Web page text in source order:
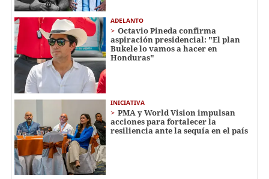
ADELANTO
Octavio Pineda confirma
aspiración presidencial: "El plan
Bukele lo vamos a hacer en
Honduras"
INICIATIVA
PMA y World Vision impulsan
acciones para fortalecer la
resiliencia ante la sequía en el país